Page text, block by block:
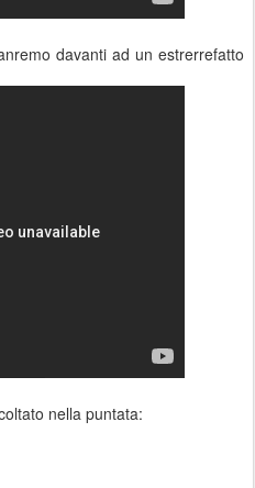
davanti ad un estrerrefatto
nella puntata: